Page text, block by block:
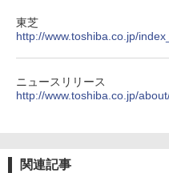
東芝
http://www.toshiba.co.jp/
ニュースリリース
http://www.toshiba.co.jp/
関連記事